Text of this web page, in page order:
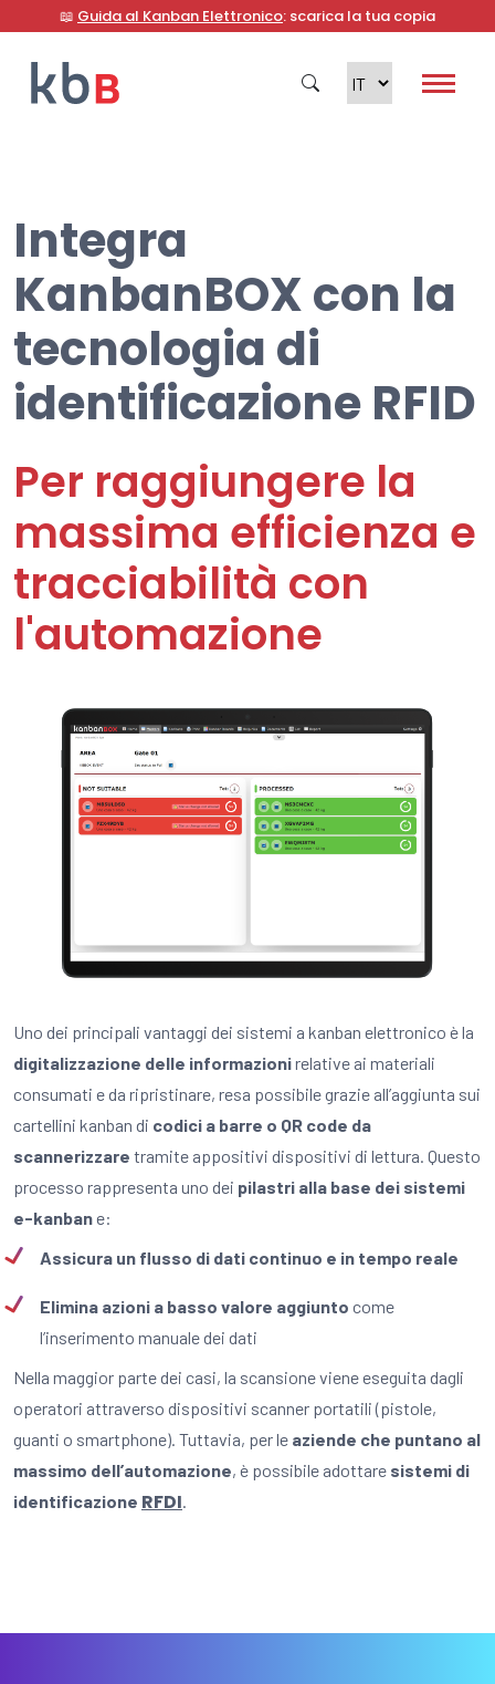
📖 Guida al Kanban Elettronico: scarica la tua copia
Cerca
Integra
KanbanBOX con la
tecnologia di
identificazione RFID
Per raggiungere la
massima efficienza e
tracciabilità con
l'automazione
Uno dei principali vantaggi dei sistemi a kanban elettronico è la
digitalizzazione delle informazionirelative ai materiali
consumati e da ripristinare, resa possibile grazie all’aggiunta sui
cartellini kanban di codici a barre o QR code da
scannerizzare tramite appositivi dispositivi di lettura. Questo
processo rappresenta uno dei pilastri alla base dei sistemi
e-kanbane:
Assicura un flusso di dati continuo e in tempo reale
Elimina azioni a basso valore aggiunto come
l’inserimento manuale dei dati
Nella maggior parte dei casi, la scansione viene eseguita dagli
operatori attraverso dispositivi scanner portatili (pistole,
guanti o smartphone). Tuttavia, per le aziende che puntano al
massimo dell’automazione, è possibile adottare sistemi di
identificazione RFDI.